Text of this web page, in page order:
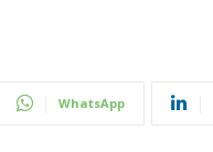
WhatsApp